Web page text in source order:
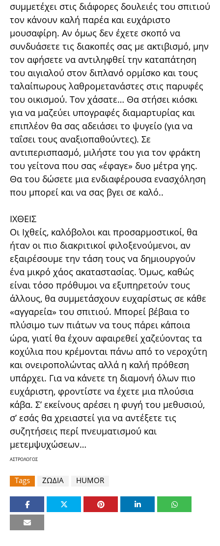
συμμετέχει στις διάφορες δουλειές του σπιτιού
τον κάνουν καλή παρέα και ευχάριστο
μουσαφίρη. Αν όμως δεν έχετε σκοπό να
συνδυάσετε τις διακοπές σας με ακτιβισμό, μην
τον αφήσετε να αντιληφθεί την καταπάτηση
του αιγιαλού στον διπλανό ορμίσκο και τους
ταλαίπωρους λαθρομετανάστες στις παρυφές
του οικισμού. Τον χάσατε… Θα στήσει κιόσκι
για να μαζεύει υπογραφές διαμαρτυρίας και
επιπλέον θα σας αδειάσει το ψυγείο (για να
ταΐσει τους αναξιοπαθούντες). Σε
αντιπερισπασμό, μιλήστε του για τον φράκτη
του γείτονα που σας «έφαγε» δυο μέτρα γης.
Θα του δώσετε μια ενδιαφέρουσα ενασχόληση
που μπορεί και να σας βγει σε καλό..
ΙΧΘΕΙΣ
Οι Ιχθείς, καλόβολοι και προσαρμοστικοί, θα
ήταν οι πιο διακριτικοί φιλοξενούμενοι, αν
εξαιρέσουμε την τάση τους να δημιουργούν
ένα μικρό χάος ακαταστασίας. Όμως, καθώς
είναι τόσο πρόθυμοι να εξυπηρετούν τους
άλλους, θα συμμετάσχουν ευχαρίστως σε κάθε
«αγγαρεία» του σπιτιού. Μπορεί βέβαια το
πλύσιμο των πιάτων να τους πάρει κάποια
ώρα, γιατί θα έχουν αφαιρεθεί χαζεύοντας τα
κοχύλια που κρέμονται πάνω από το νεροχύτη
και ονειροπολώντας αλλά η καλή πρόθεση
υπάρχει. Για να κάνετε τη διαμονή όλων πιο
ευχάριστη, φροντίστε να έχετε μια πλούσια
κάβα. Σ’ εκείνους αρέσει η φυγή του μεθυσιού,
σ’ εσάς θα χρειαστεί για να αντέξετε τις
συζητήσεις περί πνευματισμού και
μετεμψυχώσεων…
ΑΣΤΡΟΛΟΓΟΣ
Tags ΖΩΔΙΑ HUMOR